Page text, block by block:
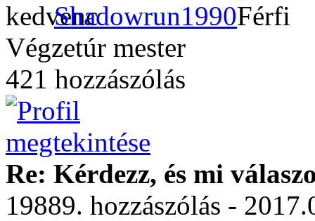
Shadowrun1990
Végzetúr mester
421 hozzászólás
Re: Kérdezz, és mi
19889. hozzászólás -